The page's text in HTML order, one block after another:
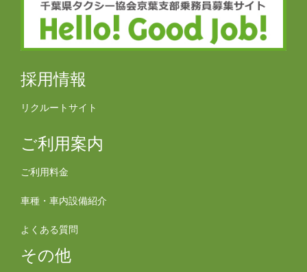
採用情報
リクルートサイト
ご利用案内
ご利用料金
車種・車内設備紹介
よくある質問
その他